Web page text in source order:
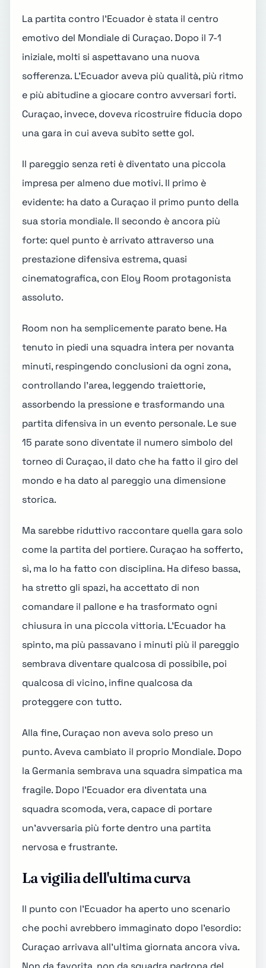
La partita contro l'Ecuador è stata il centro
emotivo del Mondiale di Curaçao. Dopo il 7-1
iniziale, molti si aspettavano una nuova
sofferenza. L'Ecuador aveva più qualità, più ritmo
e più abitudine a giocare contro avversari forti.
Curaçao, invece, doveva ricostruire fiducia dopo
una gara in cui aveva subito sette gol.
Il pareggio senza reti è diventato una piccola
impresa per almeno due motivi. Il primo è
evidente: ha dato a Curaçao il primo punto della
sua storia mondiale. Il secondo è ancora più
forte: quel punto è arrivato attraverso una
prestazione difensiva estrema, quasi
cinematografica, con Eloy Room protagonista
assoluto.
Room non ha semplicemente parato bene. Ha
tenuto in piedi una squadra intera per novanta
minuti, respingendo conclusioni da ogni zona,
controllando l'area, leggendo traiettorie,
assorbendo la pressione e trasformando una
partita difensiva in un evento personale. Le sue
15 parate sono diventate il numero simbolo del
torneo di Curaçao, il dato che ha fatto il giro del
mondo e ha dato al pareggio una dimensione
storica.
Ma sarebbe riduttivo raccontare quella gara solo
come la partita del portiere. Curaçao ha sofferto,
sì, ma lo ha fatto con disciplina. Ha difeso bassa,
ha stretto gli spazi, ha accettato di non
comandare il pallone e ha trasformato ogni
chiusura in una piccola vittoria. L'Ecuador ha
spinto, ma più passavano i minuti più il pareggio
sembrava diventare qualcosa di possibile, poi
qualcosa di vicino, infine qualcosa da
proteggere con tutto.
Alla fine, Curaçao non aveva solo preso un
punto. Aveva cambiato il proprio Mondiale. Dopo
la Germania sembrava una squadra simpatica ma
fragile. Dopo l'Ecuador era diventata una
squadra scomoda, vera, capace di portare
un'avversaria più forte dentro una partita
nervosa e frustrante.
La vigilia dell'ultima curva
Il punto con l'Ecuador ha aperto uno scenario
che pochi avrebbero immaginato dopo l'esordio:
Curaçao arrivava all'ultima giornata ancora viva.